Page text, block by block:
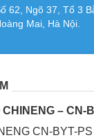
62, Ngõ 37, Tổ 3
Mai, Hà Nội.
– CN-
CN-BYT-